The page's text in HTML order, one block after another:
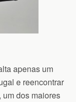
apenas um
e reencontrar
dos maiores